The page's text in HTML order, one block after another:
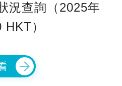
況查詢（2025年
）